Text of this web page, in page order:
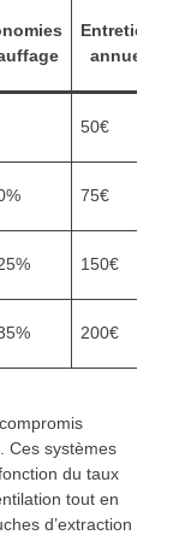
Entretien
annuel
50€
75€
150€
200€
Ces systèmes
du taux
tout en
d’extraction